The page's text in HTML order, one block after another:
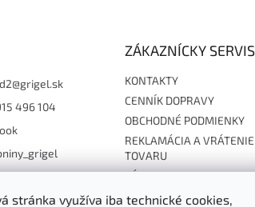
stránka využíva iba technické cookies,
@grigel.sk
496 104
ZÁKAZNÍCKY SERVIS
KONTAKTY
CENNÍK DOPRAVY
OBCHODNÉ PODMIENKY
REKLAMÁCIA A VRÁTENIE
TOVARU
ZÁSADY OCHRANY